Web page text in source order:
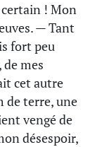
! Mon
— Tant
fort peu
mes
cet autre
de terre, une
vengé de
désespoir,